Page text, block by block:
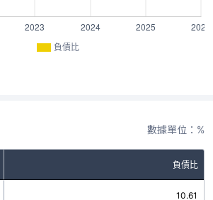
負債比
數據單位：%
負債比
10.61